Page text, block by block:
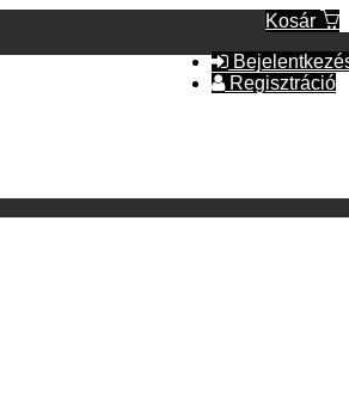
Kosár
Regisztráció